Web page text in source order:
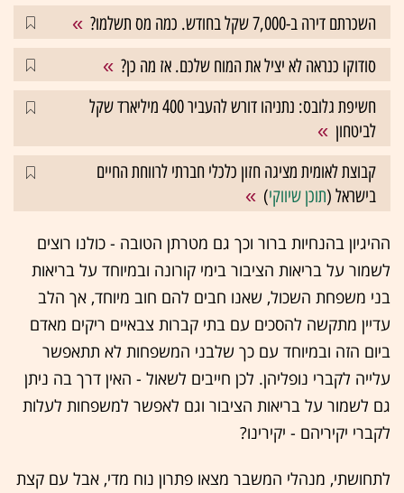
השכרתם דירה ב-7,000 שקל בחודש. כמה מס תשלמו?
סודוקו כנראה לא יציל את המוח שלכם. אז מה כן?
חשיפת גלובס: נתניהו דורש להעביר 400 מיליארד שקל
לביטחון
קבוצת לאומית מציגה חזון כלכלי חברתי לרווחת החיים
בישראל (תוכן שיווקי)
ההיגיון בהנחיות ברור וכך גם מטרתן הטובה - כולנו רוצים
לשמור על בריאות הציבור בימי קורונה ובמיוחד על בריאות
בני משפחת השכול, שאנו חבים להם חוב מיוחד, אך הלב
עדיין מתקשה להסכים עם בתי קברות צבאיים ריקים מאדם
ביום הזה ובמיוחד עם כך שלבני המשפחות לא תתאפשר
עלייה לקברי נופליהן. לכן חייבים לשאול - האין דרך בה ניתן
גם לשמור על בריאות הציבור וגם לאפשר למשפחות לעלות
לקברי יקיריהם - יקירינו?
לתחושתי, מנהלי המשבר מצאו פתרון נוח מדי, אבל עם קצת